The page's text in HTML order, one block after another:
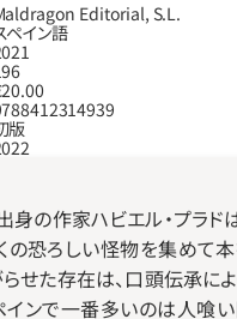
Editorial, S.L.
ペイン語
版
身の作家ハビエル・プラド
の恐ろしい怪物を集めて
せた存在は、口頭伝承に
インで一番多いのは人喰